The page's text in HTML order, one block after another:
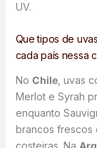
UV.
Que tipos de
cada país nessa
No Chile, uvas
Merlot e Syrah
enquanto
brancos frescos
costeiras. Na